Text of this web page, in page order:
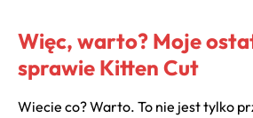
Więc, warto? Moje
sprawie Kitten Cut
Wiecie co? Warto. To nie jest tylko